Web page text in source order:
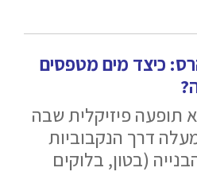
כיצד מים מטפסים
תופעה פיזיקלית שבה
דרך הנקבוביות
(בטון, בלוקים